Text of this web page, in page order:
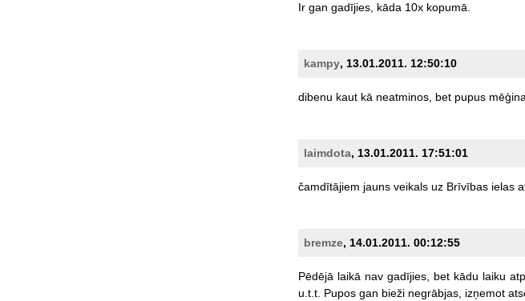
Ir gan gadījies, kāda 10x kopumā.
kampy, 13.01.2011. 12:50:10
dibenu kaut kā neatminos, bet pupus mēģina
laimdota, 13.01.2011. 17:51:01
čamdītājiem jauns veikals uz Brīvības ielas
bremze, 14.01.2011. 00:12:55
Pēdējā laikā nav gadījies, bet kādu laiku
u.t.t. Pupos gan bieži negrābjas, izņemot